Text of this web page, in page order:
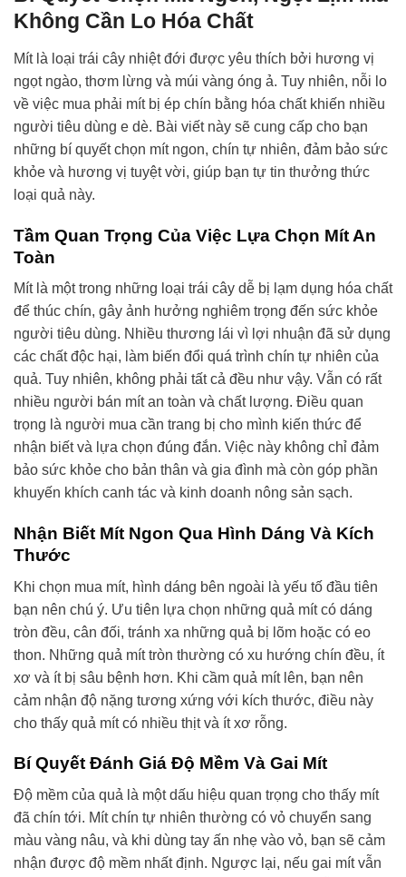
Không Cần Lo Hóa Chất
Mít là loại trái cây nhiệt đới được yêu thích bởi hương vị
ngọt ngào, thơm lừng và múi vàng óng ả. Tuy nhiên, nỗi lo
về việc mua phải mít bị ép chín bằng hóa chất khiến nhiều
người tiêu dùng e dè. Bài viết này sẽ cung cấp cho bạn
những bí quyết chọn mít ngon, chín tự nhiên, đảm bảo sức
khỏe và hương vị tuyệt vời, giúp bạn tự tin thưởng thức
loại quả này.
Tầm Quan Trọng Của Việc Lựa Chọn Mít An
Toàn
Mít là một trong những loại trái cây dễ bị lạm dụng hóa chất
để thúc chín, gây ảnh hưởng nghiêm trọng đến sức khỏe
người tiêu dùng. Nhiều thương lái vì lợi nhuận đã sử dụng
các chất độc hại, làm biến đổi quá trình chín tự nhiên của
quả. Tuy nhiên, không phải tất cả đều như vậy. Vẫn có rất
nhiều người bán mít an toàn và chất lượng. Điều quan
trọng là người mua cần trang bị cho mình kiến thức để
nhận biết và lựa chọn đúng đắn. Việc này không chỉ đảm
bảo sức khỏe cho bản thân và gia đình mà còn góp phần
khuyến khích canh tác và kinh doanh nông sản sạch.
Nhận Biết Mít Ngon Qua Hình Dáng Và Kích
Thước
Khi chọn mua mít, hình dáng bên ngoài là yếu tố đầu tiên
bạn nên chú ý. Ưu tiên lựa chọn những quả mít có dáng
tròn đều, cân đối, tránh xa những quả bị lõm hoặc có eo
thon. Những quả mít tròn thường có xu hướng chín đều, ít
xơ và ít bị sâu bệnh hơn. Khi cầm quả mít lên, bạn nên
cảm nhận độ nặng tương xứng với kích thước, điều này
cho thấy quả mít có nhiều thịt và ít xơ rỗng.
Bí Quyết Đánh Giá Độ Mềm Và Gai Mít
Độ mềm của quả là một dấu hiệu quan trọng cho thấy mít
đã chín tới. Mít chín tự nhiên thường có vỏ chuyển sang
màu vàng nâu, và khi dùng tay ấn nhẹ vào vỏ, bạn sẽ cảm
nhận được độ mềm nhất định. Ngược lại, nếu gai mít vẫn